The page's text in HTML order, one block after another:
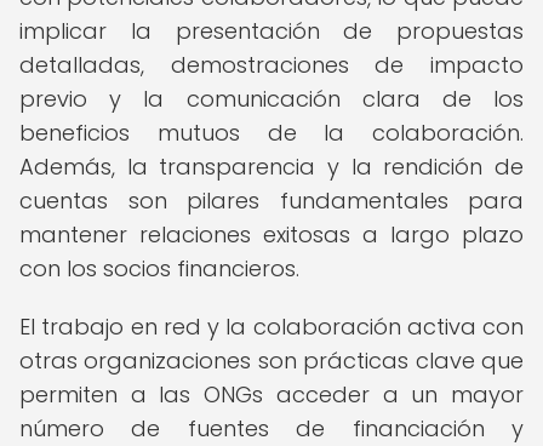
implicar la presentación de propuestas
detalladas, demostraciones de impacto
previo y la comunicación clara de los
beneficios mutuos de la colaboración.
Además, la transparencia y la rendición de
cuentas son pilares fundamentales para
mantener relaciones exitosas a largo plazo
con los socios financieros.
El trabajo en red y la colaboración activa con
otras organizaciones son prácticas clave que
permiten a las ONGs acceder a un mayor
número de fuentes de financiación y